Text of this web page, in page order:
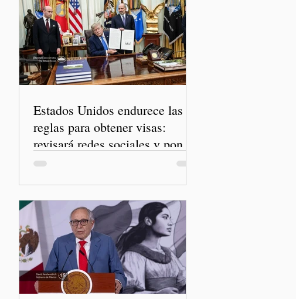
Estados Unidos endurece las
reglas para obtener visas:
revisará redes sociales y pone
freno al Turismo de Nacimiento